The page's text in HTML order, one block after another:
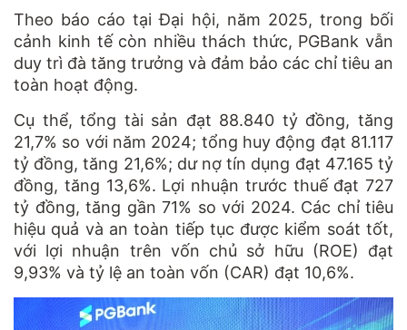
Theo báo cáo tại Đại hội, năm 2025, trong bối
cảnh kinh tế còn nhiều thách thức, PGBank vẫn
duy trì đà tăng trưởng và đảm bảo các chỉ tiêu an
toàn hoạt động.
Cụ thể, tổng tài sản đạt 88.840 tỷ đồng, tăng
21,7% so với năm 2024; tổng huy động đạt 81.117
tỷ đồng, tăng 21,6%; dư nợ tín dụng đạt 47.165 tỷ
đồng, tăng 13,6%. Lợi nhuận trước thuế đạt 727
tỷ đồng, tăng gần 71% so với 2024. Các chỉ tiêu
hiệu quả và an toàn tiếp tục được kiểm soát tốt,
với lợi nhuận trên vốn chủ sở hữu (ROE) đạt
9,93% và tỷ lệ an toàn vốn (CAR) đạt 10,6%.